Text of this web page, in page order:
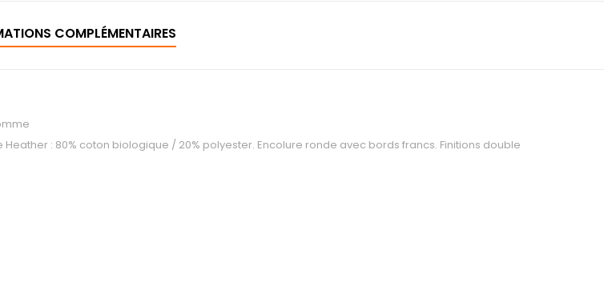
COMPLÉMENTAIRES
Heather : 80% coton biologique / 20% polyester. Encolure ronde avec bords francs. Finitions double